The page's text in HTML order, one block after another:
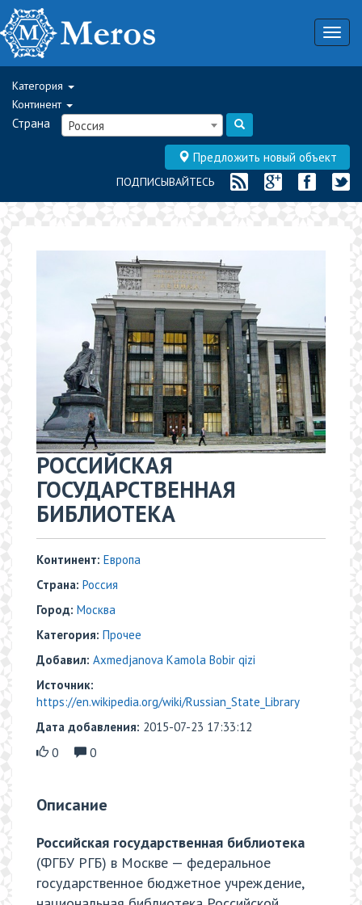
Категория
Континент
Страна Россия
Предложить новый объект
ПОДПИСЫВАЙТЕСЬ
РОССИЙСКАЯ
ГОСУДАРСТВЕННАЯ
БИБЛИОТЕКА
Континент: Европа
Страна: Россия
Город: Москва
Категория: Прочее
Добавил: Axmedjanova Kamola Bobir qizi
Источник:
https://en.wikipedia.org/wiki/Russian_State_Library
Дата добавления: 2015-07-23 17:33:12
0
0
Описание
Российская государственная библиотека
(ФГБУ РГБ) в Москве — федеральное
государственное бюджетное учреждение,